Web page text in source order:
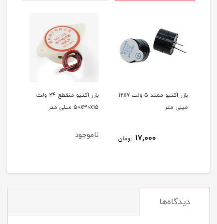
بازر اکتیو ممتد 5 ولت 12x7
میلی متر
17,000 تومان
بازر اکتیو منقطع 24 ولت
50x30x15 میلی متر
ناموجود
دیدگاه‌ها